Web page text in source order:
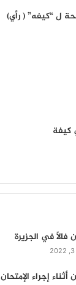
ل “كيفه” ( رأي)
كيفة
فالاً في الجزيرة
إجراء الإمتحان